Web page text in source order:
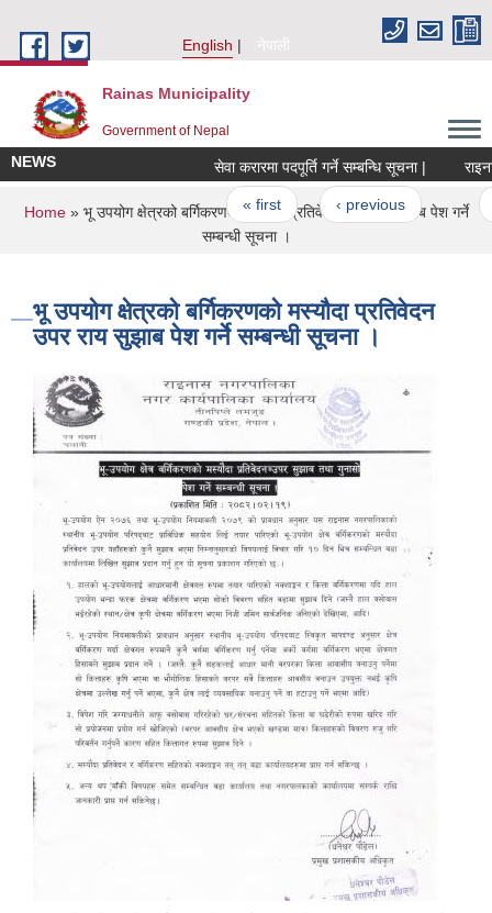
English
नेपाली
Rainas Municipality
Government of Nepal
NEWS सेवा करारमा पदपूर्ति गर्ने सम्बन्धि सूचना |
Pages
« first ‹ previous …
You are here
Home» भू उपयोग क्षेत्रको बर्गिकरणको मस्यौदा प्रतिवेदन उपर राय सुझाब पेश गर्ने
सम्बन्धी सूचना ।
भू उपयोग क्षेत्रको बर्गिकरणको मस्यौदा प्रतिवेदन
उपर राय सुझाब पेश गर्ने सम्बन्धी सूचना ।